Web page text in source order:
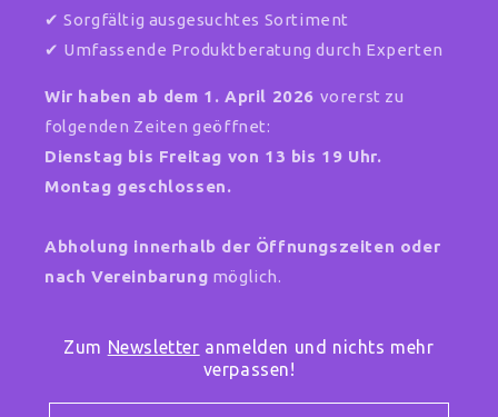
✔ Sorgfältig ausgesuchtes Sortiment
✔ Umfassende Produktberatung durch Experten
Wir haben ab dem 1. April 2026 vorerst zu
folgenden Zeiten geöffnet:
Dienstag bis Freitag von 13 bis 19 Uhr.
Montag geschlossen.
Abholung innerhalb der Öffnungszeiten oder
nach Vereinbarung möglich.
Zum Newsletter anmelden und nichts mehr
verpassen!